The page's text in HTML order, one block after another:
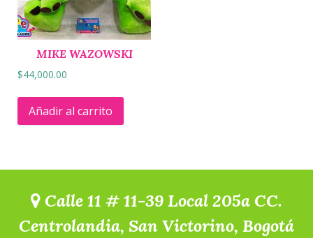
MIKE WAZOWSKI
$44,000.00
Añadir al carrito
Calle 11 # 11-39 Local 205a CC.
Centrolandia, San Victorino, Bogotá